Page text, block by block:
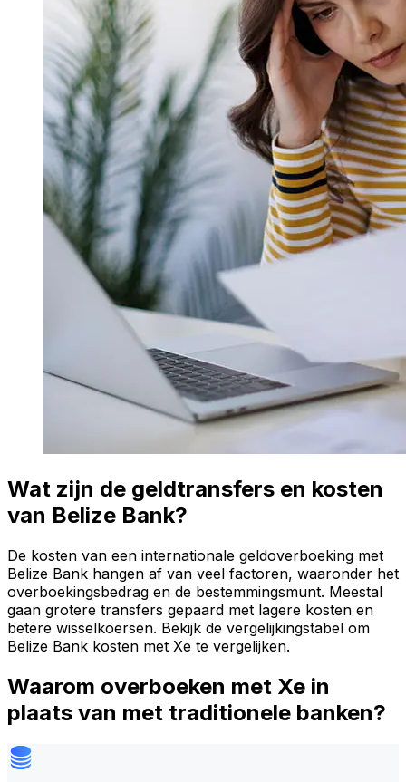
Wat zijn de geldtransfers en kosten
van Belize Bank?
De kosten van een internationale geldoverboeking met
Belize Bank hangen af van veel factoren, waaronder het
overboekingsbedrag en de bestemmingsmunt. Meestal
gaan grotere transfers gepaard met lagere kosten en
betere wisselkoersen. Bekijk de vergelijkingstabel om
Belize Bank kosten met Xe te vergelijken.
Waarom overboeken met Xe in
plaats van met traditionele banken?